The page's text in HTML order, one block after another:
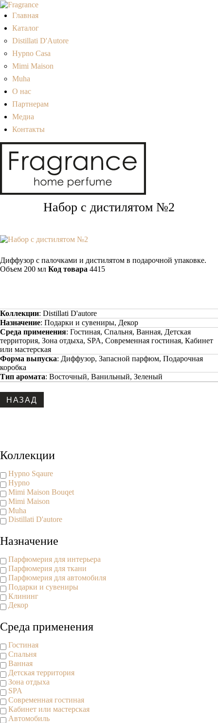
Главная
Каталог
Distillati D'Autore
Hypno Casa
Mimi Maison
Muha
О нас
Партнерам
Медиа
Контакты
Набор с дистилятом №2
Диффузор с палочками и дистилятом в подарочной упаковке.
Объем 200 мл Код товара 4415
Коллекции: Distillati D'autore
Назначение: Подарки и сувениры, Декор
Среда применения: Гостиная, Спальня, Ванная, Детская
территория, Зона отдыха, SPA, Современная гостиная, Кабинет
или мастерская
Форма выпуска: Диффузор, Запасной парфюм, Подарочная
коробка
Тип аромата: Восточный, Ванильный, Зеленый
Коллекции
Hypno Sqaure
Hypno
Mimi Maison Bouqet
Mimi Maison
Muha
Distillati D'autore
Назначение
Парфюмерия для интерьера
Парфюмерия для ткани
Парфюмерия для автомобиля
Подарки и сувениры
Клининг
Декор
Среда применения
Гостиная
Спальня
Ванная
Детская территория
Зона отдыха
SPA
Современная гостиная
Кабинет или мастерская
Автомобиль